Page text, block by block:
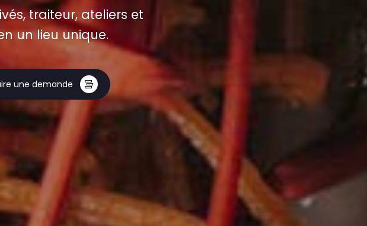
traiteur, ateliers et
un lieu unique.
une demande